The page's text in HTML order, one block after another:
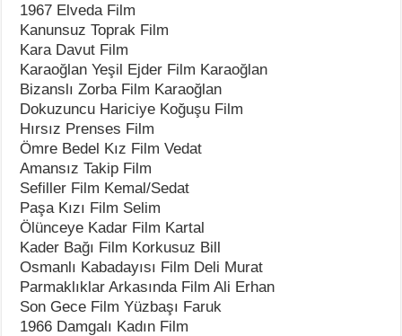
1967 Elveda Film
Kanunsuz Toprak Film
Kara Davut Film
Karaoğlan Yeşil Ejder Film Karaoğlan
Bizanslı Zorba Film Karaoğlan
Dokuzuncu Hariciye Koğuşu Film
Hırsız Prenses Film
Ömre Bedel Kız Film Vedat
Amansız Takip Film
Sefiller Film Kemal/Sedat
Paşa Kızı Film Selim
Ölünceye Kadar Film Kartal
Kader Bağı Film Korkusuz Bill
Osmanlı Kabadayısı Film Deli Murat
Parmaklıklar Arkasında Film Ali Erhan
Son Gece Film Yüzbaşı Faruk
1966 Damgalı Kadın Film